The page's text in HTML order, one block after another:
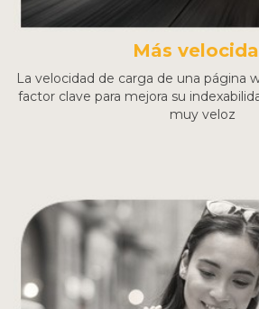
Más
La velocidad de carga de una página
factor clave para mejora su
muy veloz